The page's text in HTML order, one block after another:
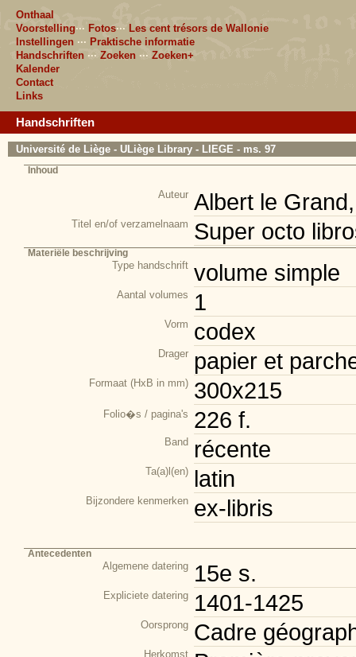
Onthaal
Voorstelling··· Fotos··· Les cent trésors de Wallonie
Instellingen ··· Praktische informatie
Handschriften ··· Zoeken ··· Zoeken+
Kalender
Contact
Links
Handschriften
Université de Liège - ULiège Library - LIEGE - ms. 97
Inhoud
Auteur Albert le
Titel en/of verzamelnaam Super octo
Materiële beschrijving
Type handschrift volume simple
Aantal volumes 1
Vorm codex
Drager papier et
Formaat (HxB in mm) 300x215
Folio�s / pagina's 226 f.
Band récente
Ta(a)l(en) latin
Bijzondere kenmerken ex-libris
Antecedenten
Algemene datering 15e s.
Expliciete datering 1401-1425
Oorsprong Cadre
Herkomst